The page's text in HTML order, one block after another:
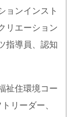
ョンインスト
リエーション
指導員、認知
祉住環境コー
リーダー、